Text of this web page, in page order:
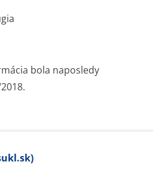
bola naposledy